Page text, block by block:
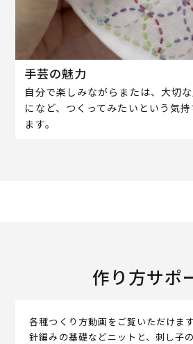
手芸の魅力
自分で楽しみながらまたは、大切
になど、つくってみたいという気
ます。
作り方サポ
各種つくり方動画をご覧いただけま
針編みの基礎などニットと、刺し子